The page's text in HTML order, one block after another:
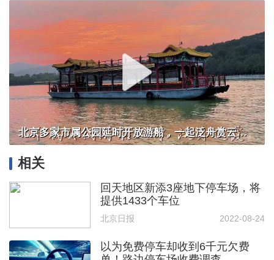
北京多家市属公园延时开放游船，一起泛舟赏云霞！
相关
回天地区新添3座地下停车场，将
提供1433个车位
北京日报 2022-08-24
以为免费停车却收到6千元欠费